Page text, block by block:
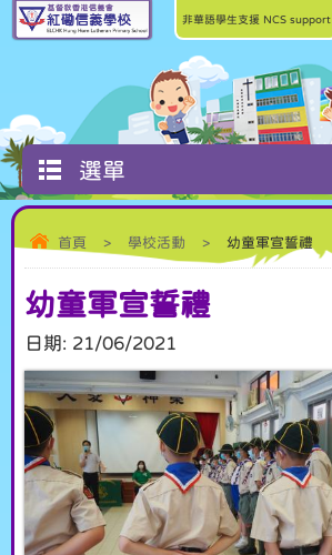
非華語學生支援 NCS support
選單
首頁 > 學校活動 > 幼童軍宣誓禮
幼童軍宣誓禮
日期: 21/06/2021